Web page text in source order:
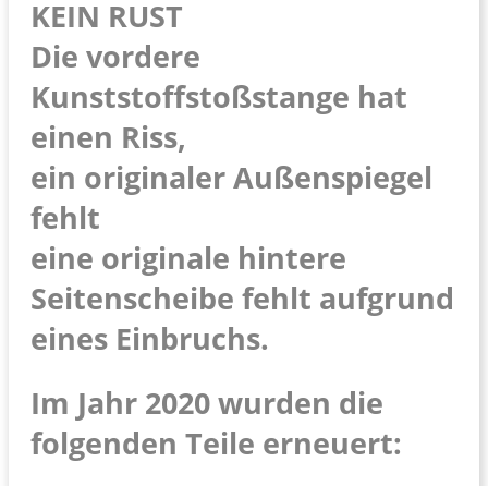
KEIN RUST
Die vordere
Kunststoffstoßstange hat
einen Riss,
ein originaler Außenspiegel
fehlt
eine originale hintere
Seitenscheibe fehlt aufgrund
eines Einbruchs.
Im Jahr 2020 wurden die
folgenden Teile erneuert: